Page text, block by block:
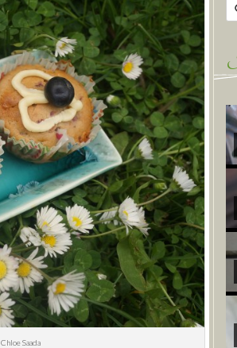
Saada